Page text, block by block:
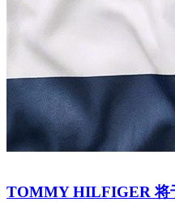
TOMMY HILFIGER 将